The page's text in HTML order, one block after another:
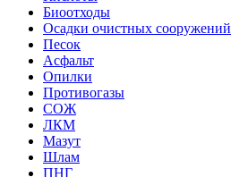
Биоотходы
Осадки очистных сооружений
Песок
Асфальт
Опилки
Противогазы
СОЖ
ЛКМ
Мазут
Шлам
ПНГ